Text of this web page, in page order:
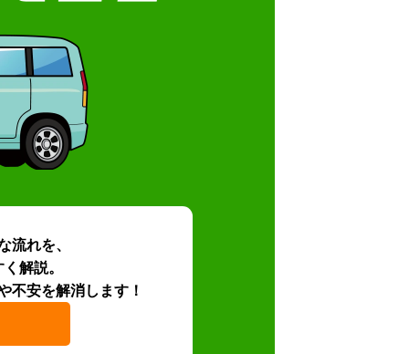
流れを、
解説。
不安を解消します！